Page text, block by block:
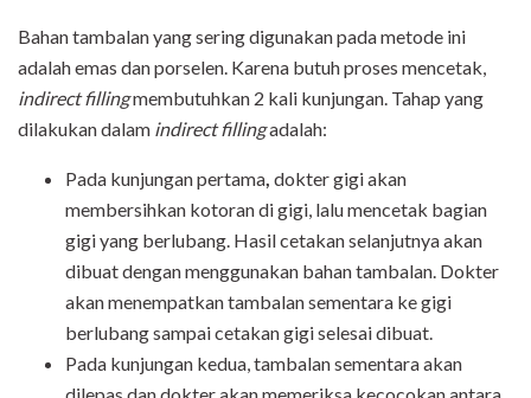
Bahan tambalan yang sering digunakan pada metode ini
adalah emas dan porselen. Karena butuh proses mencetak,
indirect fillingmembutuhkan 2 kali kunjungan. Tahap yang
dilakukan dalam indirect fillingadalah:
Pada kunjungan pertama, dokter gigi akan
membersihkan kotoran di gigi, lalu mencetak bagian
gigi yang berlubang. Hasil cetakan selanjutnya akan
dibuat dengan menggunakan bahan tambalan. Dokter
akan menempatkan tambalan sementara ke gigi
berlubang sampai cetakan gigi selesai dibuat.
Pada kunjungan kedua, tambalan sementara akan